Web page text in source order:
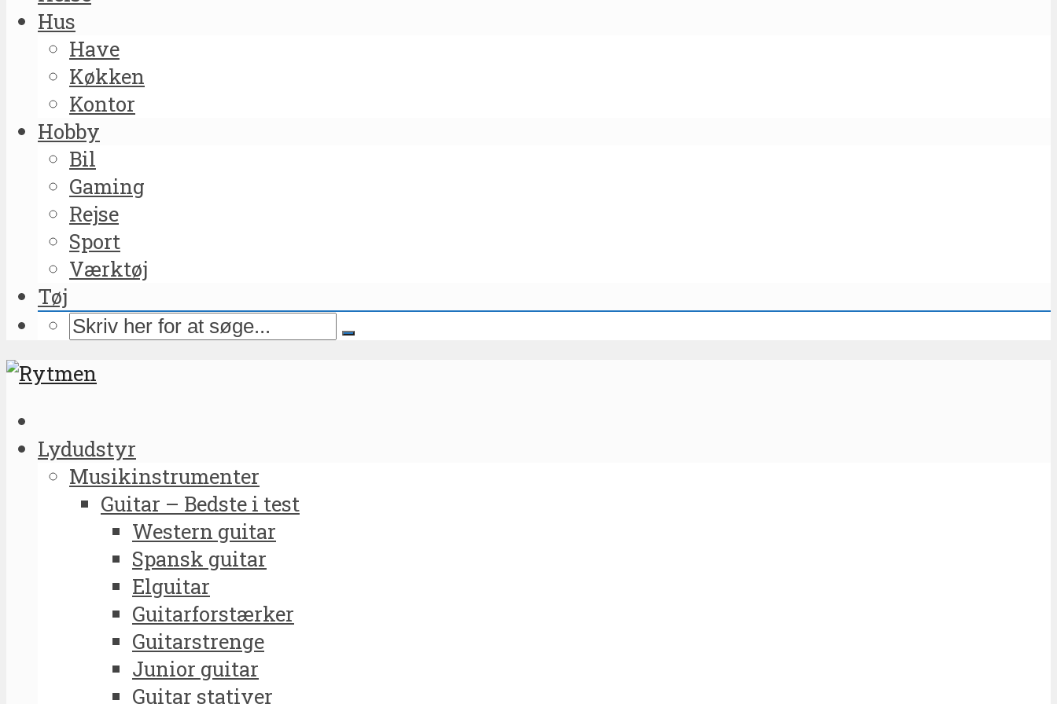
Hus
Have
Køkken
Kontor
Hobby
Bil
Gaming
Rejse
Sport
Værktøj
Tøj
Lydudstyr
Musikinstrumenter
Guitar – Bedste i test
Western guitar
Spansk guitar
Elguitar
Guitarforstærker
Guitarstrenge
Junior guitar
Guitar stativer